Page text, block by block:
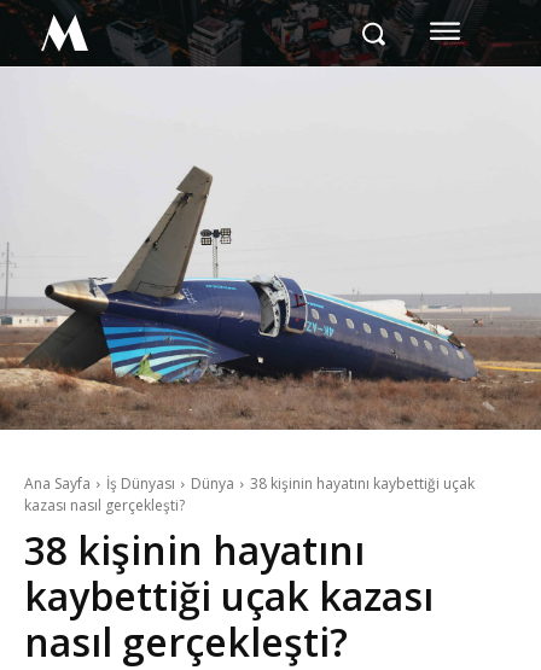
M
Ana Sayfa İş Dünyası Dünya
38 kişinin hayatını kaybettiği uçak
kazası nasıl gerçekleşti?
38 kişinin hayatını
kaybettiği uçak kazası
nasıl gerçekleşti?